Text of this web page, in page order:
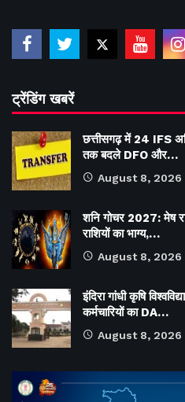
ट्रेंडिंग खबरें
छत्तीसगढ़ में 24 IFS
तक बदले DFO और…
August 8, 2026
शनि गोचर 2027: मेष
राशियों का भाग्य,…
August 8, 2026
इंदिरा गांधी कृषि
कर्मचारियों का DA…
August 8, 2026